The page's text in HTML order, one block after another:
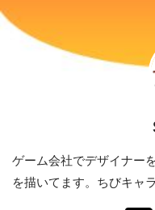
ゲーム会社でデザイナー
を描いてます。ちびキャ